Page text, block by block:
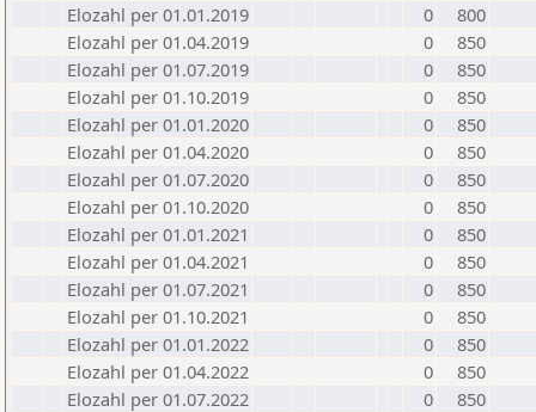
Elozahl per 01.01.2019
0
800
Elozahl per 01.04.2019
0
850
Elozahl per 01.07.2019
0
850
Elozahl per 01.10.2019
0
850
Elozahl per 01.01.2020
0
850
Elozahl per 01.04.2020
0
850
Elozahl per 01.07.2020
0
850
Elozahl per 01.10.2020
0
850
Elozahl per 01.01.2021
0
850
Elozahl per 01.04.2021
0
850
Elozahl per 01.07.2021
0
850
Elozahl per 01.10.2021
0
850
Elozahl per 01.01.2022
0
850
Elozahl per 01.04.2022
0
850
Elozahl per 01.07.2022
0
850